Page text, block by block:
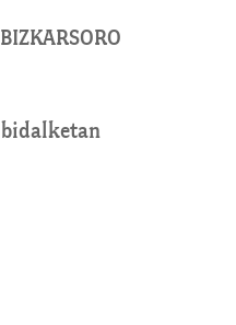
BIZKARSORO
bidalketan